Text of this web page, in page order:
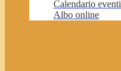
Calendario eventi
Albo online